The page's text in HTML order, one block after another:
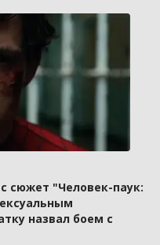
сюжет "Человек-паук:
назвал боем с